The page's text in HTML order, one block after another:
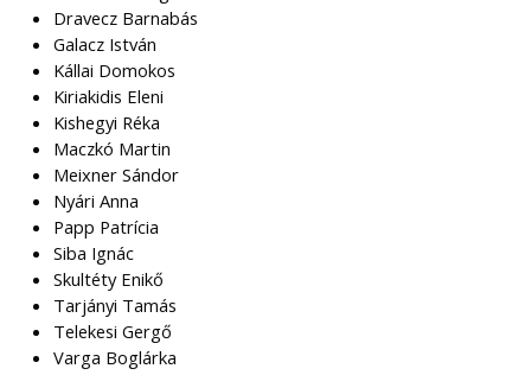
Dravecz Barnabás
Galacz István
Kállai Domokos
Kiriakidis Eleni
Kishegyi Réka
Maczkó Martin
Meixner Sándor
Nyári Anna
Papp Patrícia
Siba Ignác
Skultéty Enikő
Tarjányi Tamás
Telekesi Gergő
Varga Boglárka